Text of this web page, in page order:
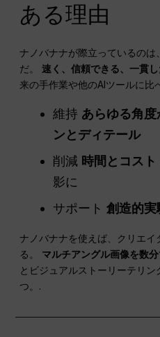
ある理由
ナノバナナが際立っているの
だ。速く、信頼できる、一貫
来の手作業や他のAIツールに比
維持 あらゆる角
ンとディテール
削減 時間とコスト
影に
サポート創造的実
ナノバナナを使えば、クリエイ
る。 マルチアングル画像を数
とビジュアルストーリーテリ
つ。.